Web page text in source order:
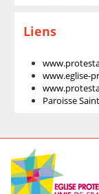
Liens
www.eglise-
Paroisse